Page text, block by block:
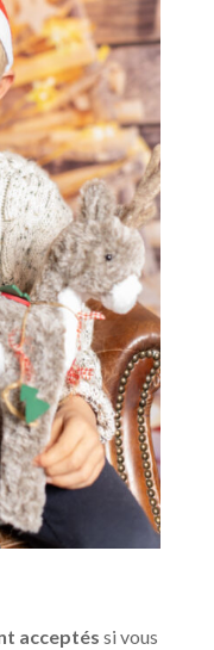
acceptés si vous